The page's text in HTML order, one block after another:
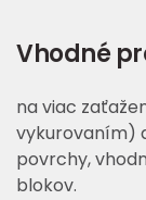
Vhodné
na viac
vykurovaním)
povrchy,
blokov.